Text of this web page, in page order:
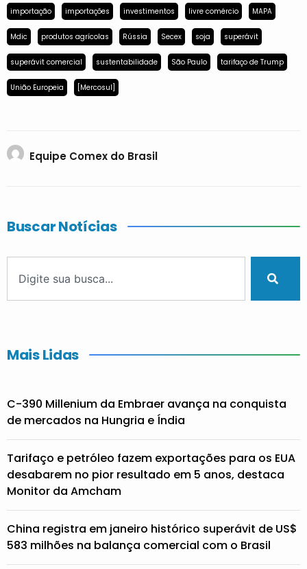
importação importações investimentos livre comércio MAPA
Mdic produtos agrícolas Rússia Secex soja superávit
superávit comercial sustentabilidade São Paulo tarifaço de Trump
União Europeia [Mercosul]
Equipe Comex do Brasil
Buscar Notícias
Mais Lidas
C-390 Millenium da Embraer avança na conquista
de mercados na Hungria e Índia
Tarifaço e petróleo fazem exportações para os EUA
desabarem no pior resultado em 5 anos, destaca
Monitor da Amcham
China registra em janeiro histórico superávit de US$
583 milhões na balança comercial com o Brasil